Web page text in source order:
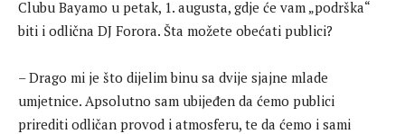
Clubu Bayamo u petak, 1. augusta, gdje će vam „podrška“
biti i odlična DJ Forora. Šta možete obećati publici?
– Drago mi je što dijelim binu sa dvije sjajne mlade
umjetnice. Apsolutno sam ubijeđen da ćemo publici
prirediti odličan provod i atmosferu, te da ćemo i sami